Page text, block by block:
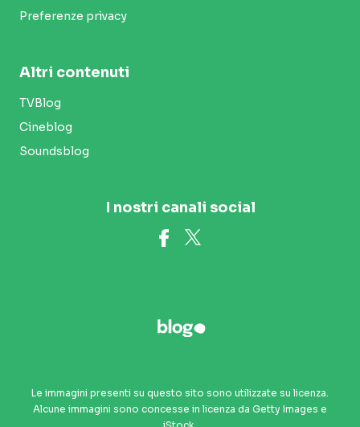
Preferenze privacy
Altri contenuti
TVBlog
Cineblog
Soundsblog
I nostri canali social
Le immagini presenti su questo sito sono utilizzate su licenza.
Alcune immagini sono concesse in licenza da Getty Images e